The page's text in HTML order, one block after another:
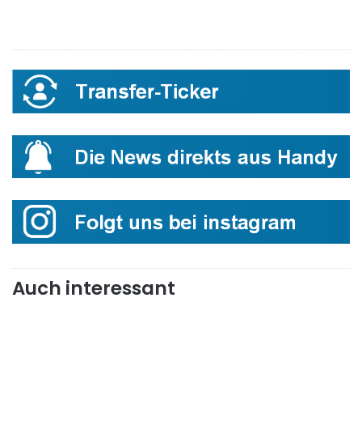
Auch interessant